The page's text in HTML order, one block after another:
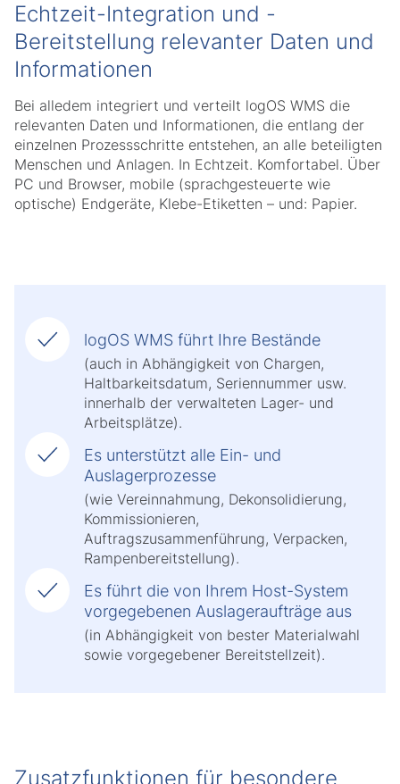
Echtzeit-Integration und -
Bereitstellung relevanter Daten und
Informationen
Bei alledem integriert und verteilt logOS WMS die
relevanten Daten und Informationen, die entlang der
einzelnen Prozessschritte entstehen, an alle beteiligten
Menschen und Anlagen. In Echtzeit. Komfortabel. Über
PC und Browser, mobile (sprachgesteuerte wie
optische) Endgeräte, Klebe-Etiketten – und: Papier.
logOS WMS führt Ihre Bestände
(auch in Abhängigkeit von Chargen,
Haltbarkeitsdatum, Seriennummer usw.
innerhalb der verwalteten Lager- und
Arbeitsplätze).
Es unterstützt alle Ein- und
Auslagerprozesse
(wie Vereinnahmung, Dekonsolidierung,
Kommissionieren,
Auftragszusammenführung, Verpacken,
Rampenbereitstellung).
Es führt die von Ihrem Host-System
vorgegebenen Auslageraufträge aus
(in Abhängigkeit von bester Materialwahl
sowie vorgegebener Bereitstellzeit).
Zusatzfunktionen für besondere